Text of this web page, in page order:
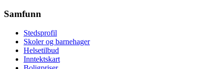
Samfunn
Stedsprofil
Skoler og barnehager
Helsetilbud
Inntektskart